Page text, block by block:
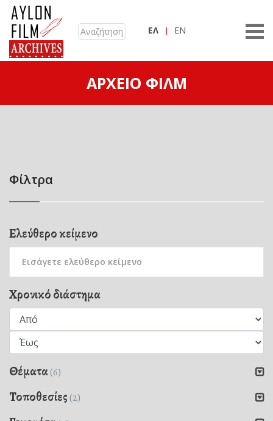
ΕΛ EN
ΑΡΧΕΊΟ ΦΙΛΜ
Φίλτρα
Ελεύθερο κείμενο
Χρονικό διάστημα
Θέματα(6)
Τοποθεσίες (2)